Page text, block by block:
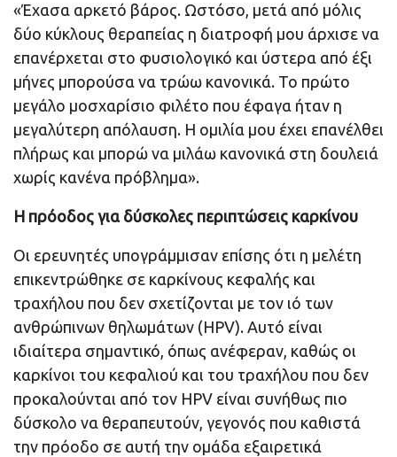
«Έχασα αρκετό βάρος. Ωστόσο, μετά από μόλις
δύο κύκλους θεραπείας η διατροφή μου άρχισε να
επανέρχεται στο φυσιολογικό και ύστερα από έξι
μήνες μπορούσα να τρώω κανονικά. Το πρώτο
μεγάλο μοσχαρίσιο φιλέτο που έφαγα ήταν η
μεγαλύτερη απόλαυση. Η ομιλία μου έχει επανέλθει
πλήρως και μπορώ να μιλάω κανονικά στη δουλειά
χωρίς κανένα πρόβλημα».
Η πρόοδος για δύσκολες περιπτώσεις καρκίνου
Οι ερευνητές υπογράμμισαν επίσης ότι η μελέτη
επικεντρώθηκε σε καρκίνους κεφαλής και
τραχήλου που δεν σχετίζονται με τον ιό των
ανθρώπινων θηλωμάτων (HPV). Αυτό είναι
ιδιαίτερα σημαντικό, όπως ανέφεραν, καθώς οι
καρκίνοι του κεφαλιού και του τραχήλου που δεν
προκαλούνται από τον HPV είναι συνήθως πιο
δύσκολο να θεραπευτούν, γεγονός που καθιστά
την πρόοδο σε αυτή την ομάδα εξαιρετικά